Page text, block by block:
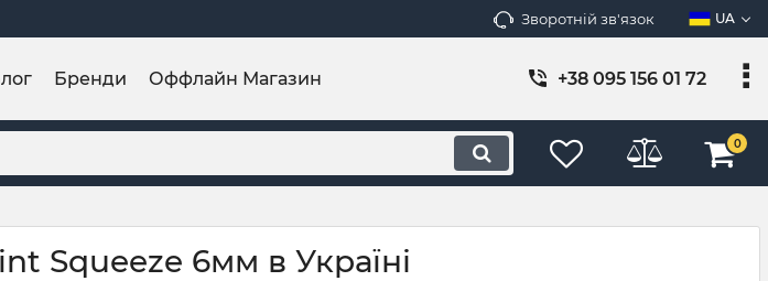
Зворотній зв'язок UA
Бренди Оффлайн Магазин +38 095 156 01 72
0
Squeeze 6мм в Україні